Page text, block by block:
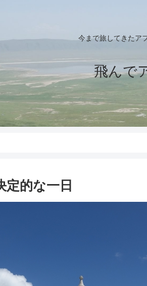
今まで旅してきたア
飛んで
的な一日